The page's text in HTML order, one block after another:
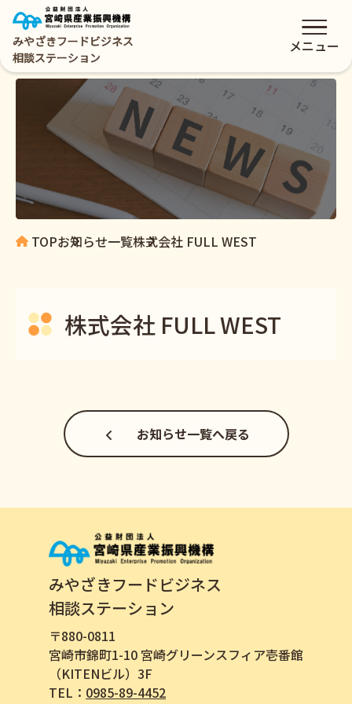
みやざきフードビジネス
相談ステーション
メニュー
TOPお知らせ一覧株式会社 FULL WEST
株式会社 FULL WEST
お知らせ一覧へ戻る
みやざきフードビジネス
相談ステーション
〒880-0811
宮崎市錦町1-10 宮崎グリーンスフィア壱番館
（KITENビル）3F
TEL： 0985-89-4452